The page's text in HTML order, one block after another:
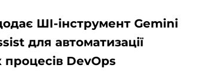
ШІ-інструмент Gemini
для автоматизації
процесів DevOps